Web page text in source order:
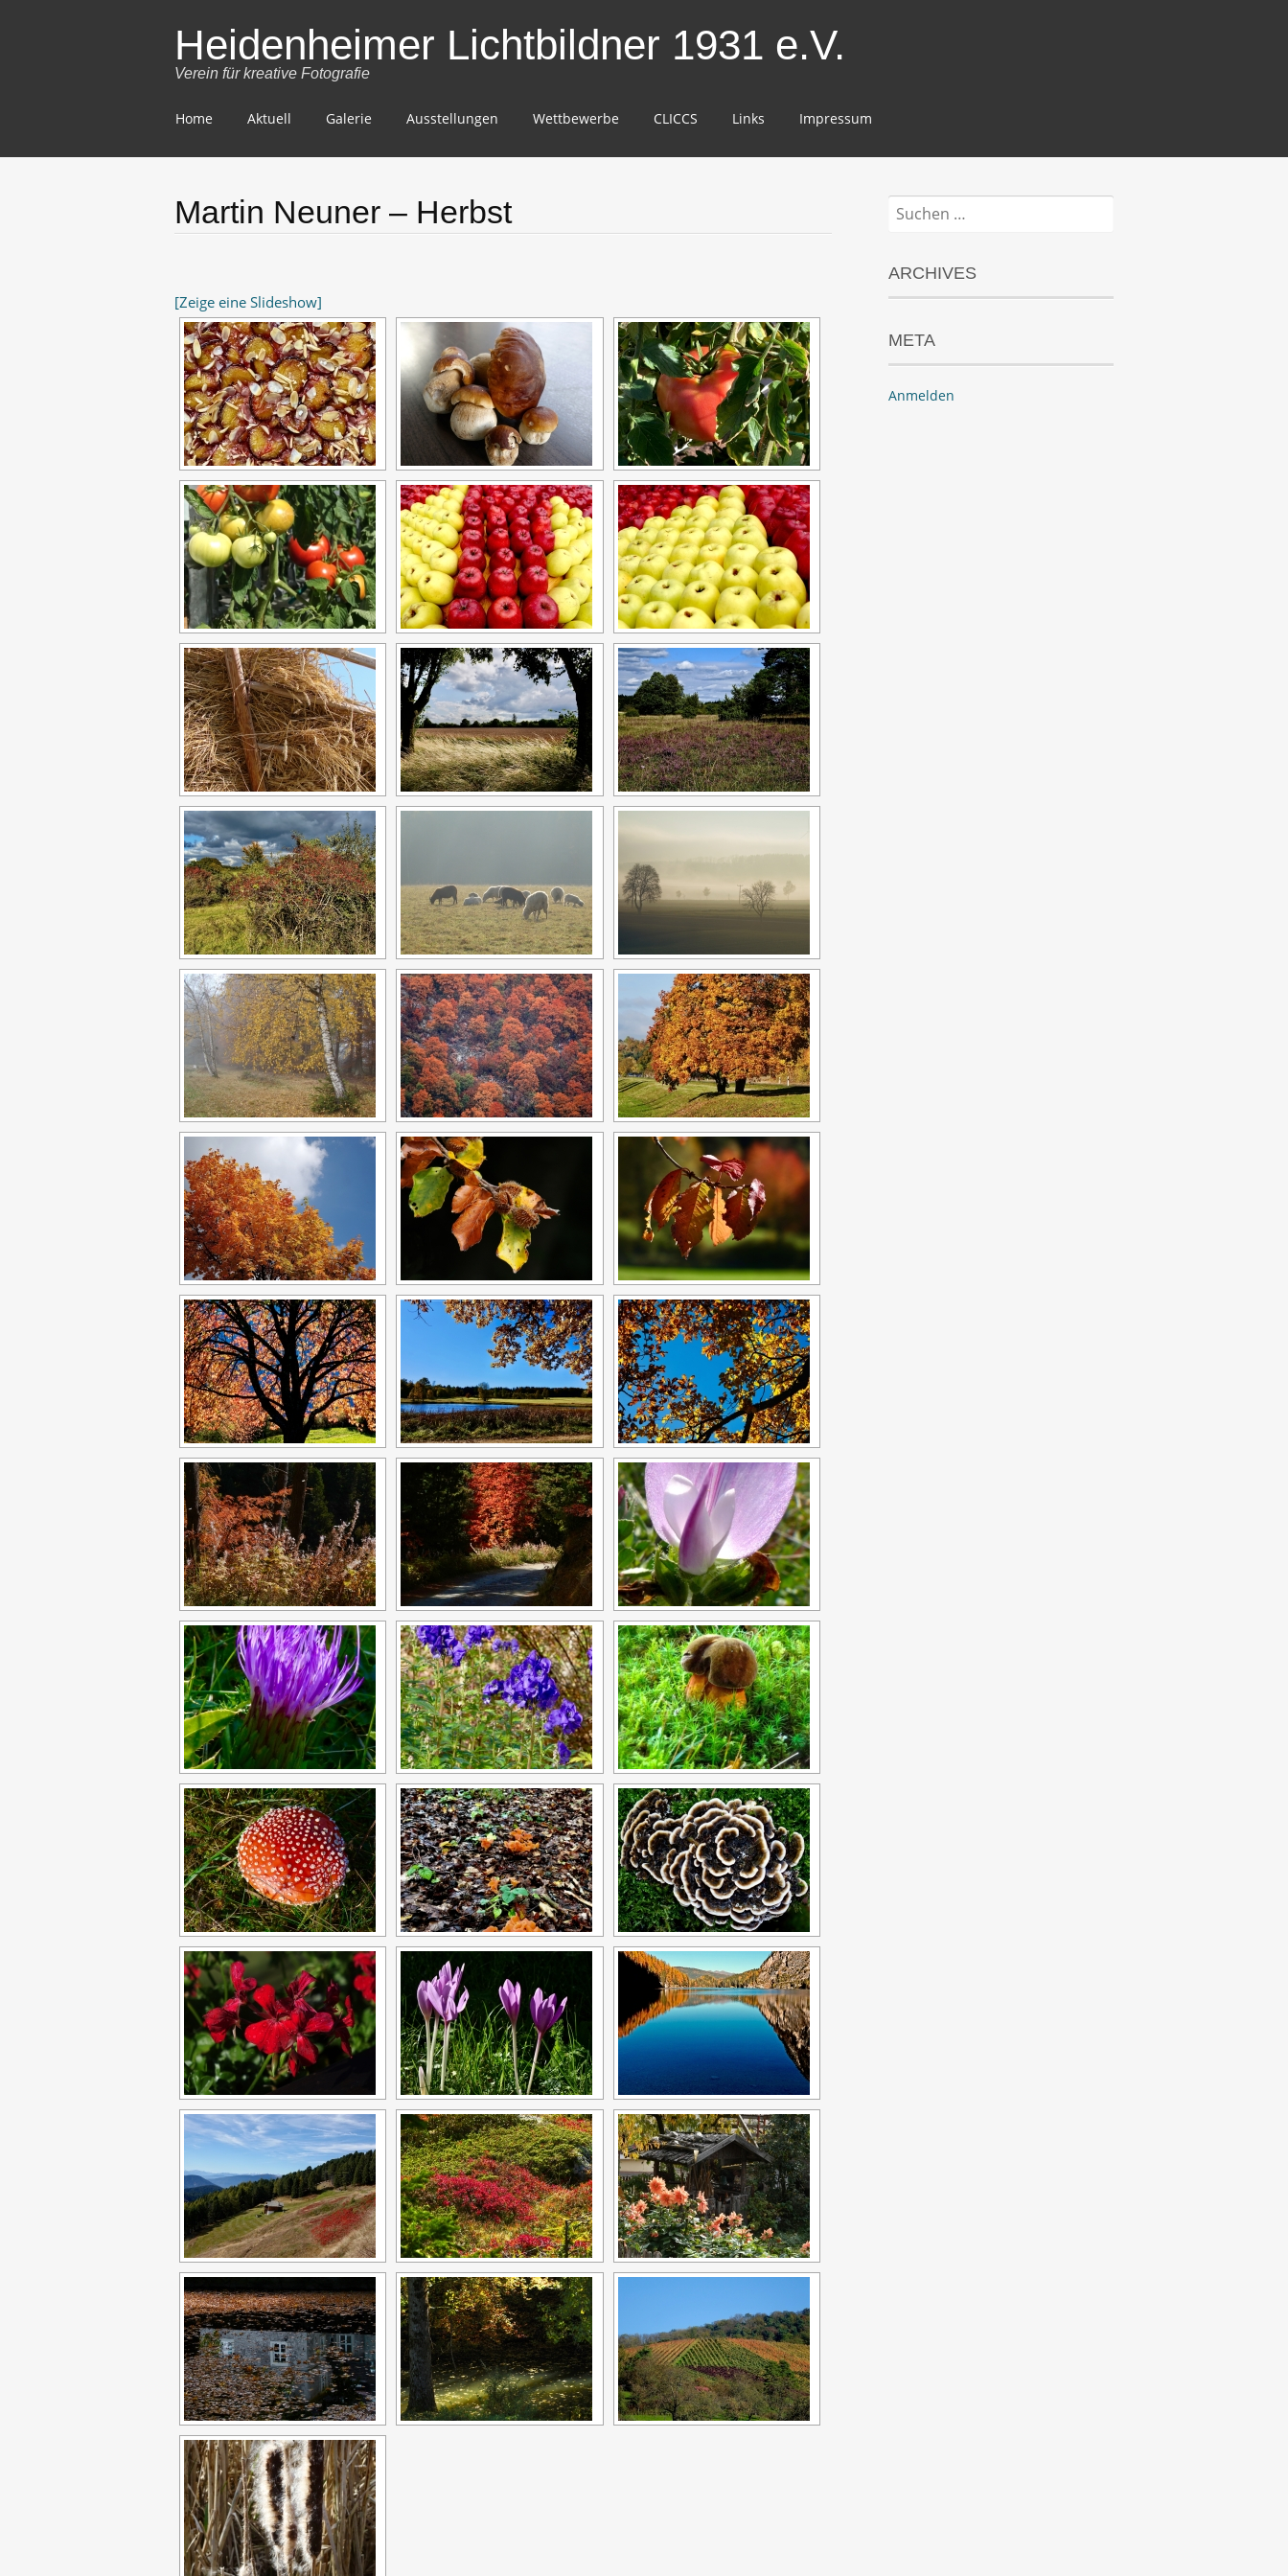
Heidenheimer Lichtbildner 1931 e.V.
Verein für kreative Fotografie
Skip
content
Home Aktuell Galerie Ausstellungen Wettbewerbe CLICCS Links Impressum
Martin Neuner – Herbst
[Zeige eine Slideshow]
Suchen
nach:
ARCHIVES
META
Anmelden